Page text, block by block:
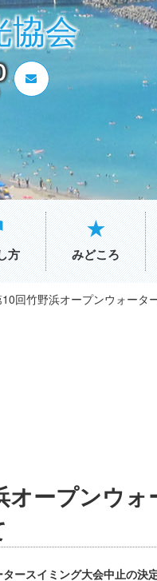
協会
方 みどころ
回竹野浜オープンウォータ
オープンウ
ースイミング大会中止の決